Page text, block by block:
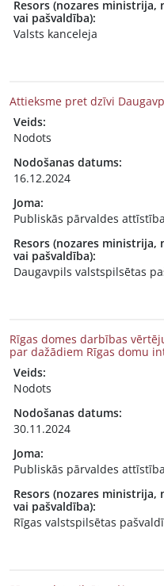
Resors (nozares ministrija,
vai pašvaldība):
Valsts kanceleja
Attieksme pret dzīvi
Veids:
Nodots
Nodošanas datums:
16.12.2024
Joma:
Publiskās pārvaldes attīstība
Resors (nozares ministrija,
vai pašvaldība):
Daugavpils valstspilsētas
Rīgas domes darbības
par dažādiem Rīgas domu
Veids:
Nodots
Nodošanas datums:
30.11.2024
Joma:
Publiskās pārvaldes attīstība
Resors (nozares ministrija,
vai pašvaldība):
Rīgas valstspilsētas